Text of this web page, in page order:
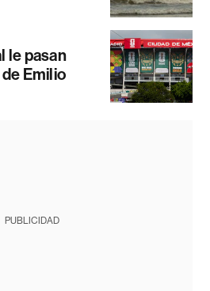
le pasan
Emilio
PUBLICIDAD